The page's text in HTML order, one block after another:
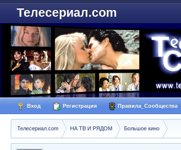
Телесериал.com
Вход Регистрация Правила_Сообщества
Телесериал.com НА ТВ И РЯДОМ Большое кино